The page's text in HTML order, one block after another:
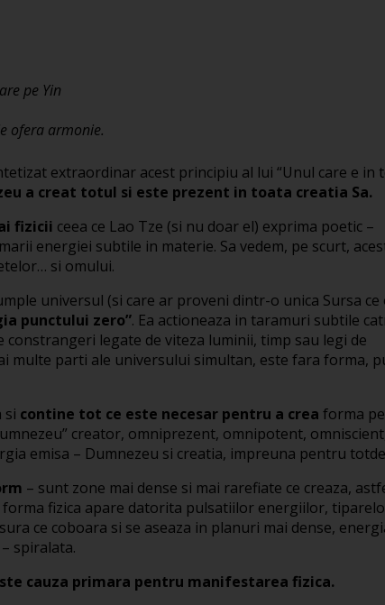
pe Yin
ofera armonie.
extraordinar acest principiu al lui “Unul care e in
a creat totul si este prezent in toata creatia Sa.
fizicii ceea ce Lao Tze (si nu doar el) exprima poetic –
energiei subtile in materie. Sa vedem, pe scurt,
si omului.
universul (si care ar proveni dintr-o unica Sursa ce
punctului zero”. Ea actioneaza in taramuri subtile
legate de viteza luminii, timp sau legi de
multe parti ale universului simultan, este fara forma,
si contine tot ce este necesar pentru a crea forma
creator, omniprezent, omnipotent,
emisa – Dumnezeu si creatia, impreuna pentru
– sunt zone mai dense si mai rarefiate ce creaza,
fizica apare datorita pulsatiilor energiilor,
ce coboara si se aseaza in planuri mai dense,
spiralata.
cauza primara pentru manifestarea fizica.